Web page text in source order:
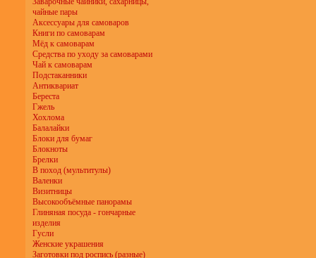
чайные пары
Аксессуары для самоваров
Книги по самоварам
Мёд к самоварам
Средства по уходу за самоварами
Чай к самоварам
Подстаканники
Антиквариат
Береста
Гжель
Хохлома
Балалайки
Блоки для бумаг
Блокноты
Брелки
В поход (мультитулы)
Валенки
Визитницы
Высокообъёмные панорамы
Глиняная посуда - гончарные
изделия
Гусли
Женские украшения
Заготовки под роспись (разные)